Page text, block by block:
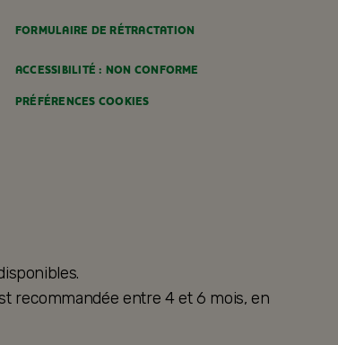
FORMULAIRE DE RÉTRACTATION
ACCESSIBILITÉ : NON CONFORME
PRÉFÉRENCES COOKIES
recommandée entre 4 et 6 mois, en